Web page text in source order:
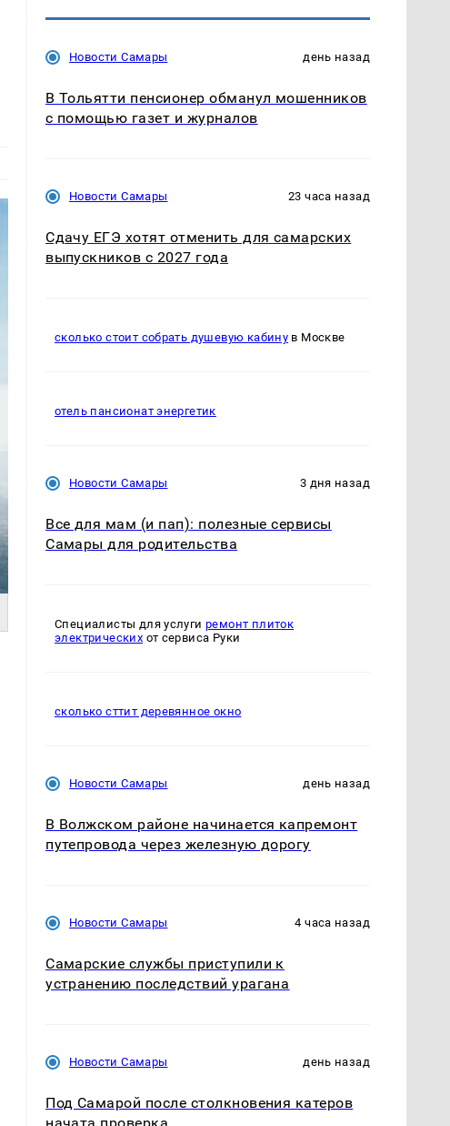
Новости Самары день назад
В Тольятти пенсионер обманул мошенников
с помощью газет и журналов
Новости Самары 23 часа назад
Сдачу ЕГЭ хотят отменить для самарских
выпускников с 2027 года
сколько стоит собрать душевую кабину в Москве
отель пансионат энергетик
Новости Самары 3 дня назад
Все для мам (и пап): полезные сервисы
Самары для родительства
Специалисты для услугиремонт плиток
электрических от сервиса Руки
сколько сттит деревянное окно
Новости Самары день назад
В Волжском районе начинается капремонт
путепровода через железную дорогу
Новости Самары 4 часа назад
Самарские службы приступили к
устранению последствий урагана
Новости Самары день назад
Под Самарой после столкновения катеров